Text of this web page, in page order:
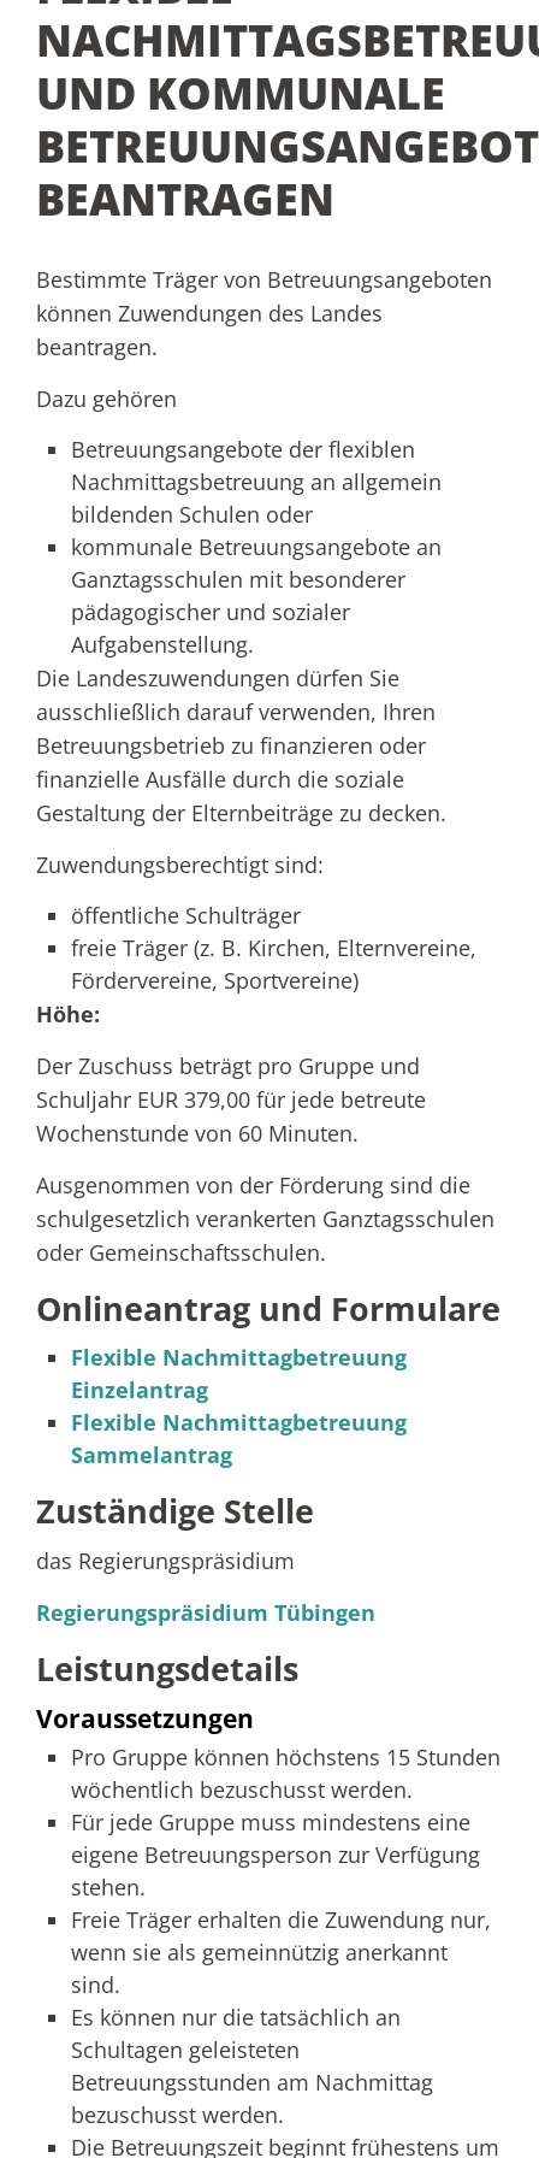
UND KOMMUNALE
BEANTRAGEN
Bestimmte Träger von Betreuungsangeboten
können Zuwendungen des Landes
beantragen.
Dazu gehören
Betreuungsangebote der flexiblen
Nachmittagsbetreuung an allgemein
bildenden Schulen oder
kommunale Betreuungsangebote an
Ganztagsschulen mit besonderer
pädagogischer und sozialer
Aufgabenstellung.
Die Landeszuwendungen dürfen Sie
ausschließlich darauf verwenden, Ihren
Betreuungsbetrieb zu finanzieren oder
finanzielle Ausfälle durch die soziale
Gestaltung der Elternbeiträge zu decken.
Zuwendungsberechtigt sind:
öffentliche Schulträger
freie Träger (z. B. Kirchen, Elternvereine,
Fördervereine, Sportvereine)
Höhe:
Der Zuschuss beträgt pro Gruppe und
Schuljahr EUR 379,00 für jede betreute
Wochenstunde von 60 Minuten.
Ausgenommen von der Förderung sind die
schulgesetzlich verankerten Ganztagsschulen
oder Gemeinschaftsschulen.
Onlineantrag und Formulare
Flexible Nachmittagbetreuung
Einzelantrag
Flexible Nachmittagbetreuung
Sammelantrag
Zuständige Stelle
das Regierungspräsidium
Regierungspräsidium Tübingen
Leistungsdetails
Voraussetzungen
Pro Gruppe können höchstens 15 Stunden
wöchentlich bezuschusst werden.
Für jede Gruppe muss mindestens eine
eigene Betreuungsperson zur Verfügung
stehen.
Freie Träger erhalten die Zuwendung nur,
wenn sie als gemeinnützig anerkannt
sind.
Es können nur die tatsächlich an
Schultagen geleisteten
Betreuungsstunden am Nachmittag
bezuschusst werden.
Die Betreuungszeit beginnt frühestens um